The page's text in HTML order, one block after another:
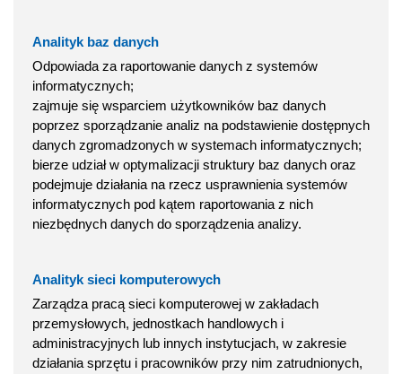
Analityk baz danych
Odpowiada za raportowanie danych z systemów
informatycznych;
zajmuje się wsparciem użytkowników baz danych
poprzez sporządzanie analiz na podstawienie dostępnych
danych zgromadzonych w systemach informatycznych;
bierze udział w optymalizacji struktury baz danych oraz
podejmuje działania na rzecz usprawnienia systemów
informatycznych pod kątem raportowania z nich
niezbędnych danych do sporządzenia analizy.
Analityk sieci komputerowych
Zarządza pracą sieci komputerowej w zakładach
przemysłowych, jednostkach handlowych i
administracyjnych lub innych instytucjach, w zakresie
działania sprzętu i pracowników przy nim zatrudnionych,